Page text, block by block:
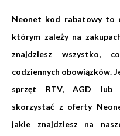
Neonet kod rabatowy to
którym zależy na
znajdziesz wszystko,
codziennych obowiązków.
sprzęt RTV, AGD lub
skorzystać z oferty
jakie znajdziesz na